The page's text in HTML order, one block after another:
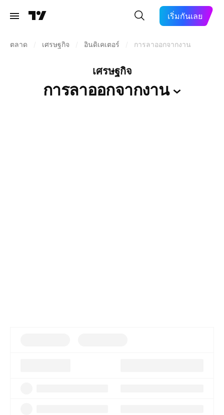
เริ่มกันเลย
ตลาด เศรษฐกิจ อินดิเคเตอร์ การลาออกจากงาน
เศรษฐกิจ
การลาออกจากงาน